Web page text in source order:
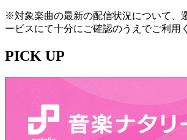
※対象楽曲の最新の配信状況について、
ービスにて十分にご確認のうえでご利用
PICK UP